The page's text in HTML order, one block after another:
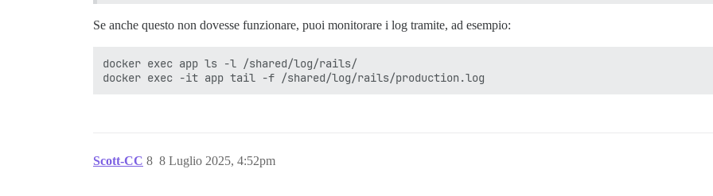
Se anche questo non dovesse funzionare, puoi monitorare i log tramite, ad esempio:
docker exec app ls -l /shared/log/rails/
Scott-CC 8 Luglio 2025, 4:52pm
8